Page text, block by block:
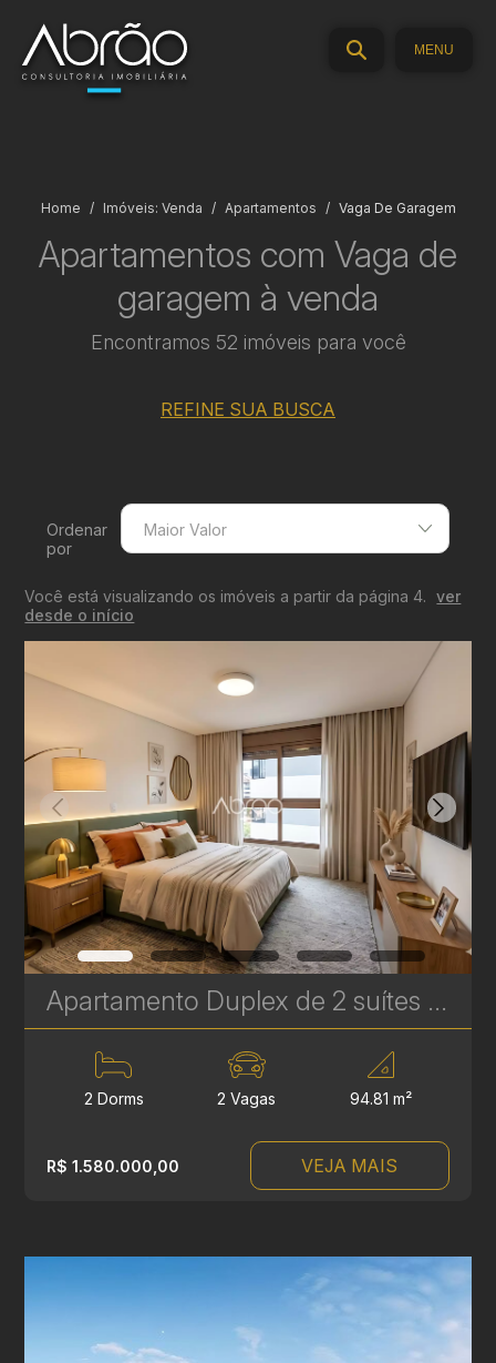
MENU
Home Imóveis: Venda Apartamentos Vaga De Garagem
Apartamentos com Vaga de
garagem à venda
Encontramos 52 imóveis para você
REFINE SUA BUSCA
Ordenar
por
Maior Valor
Maior Valor
Menor Área
Maior Área
Você está visualizando os imóveis a partir da página 4.
ver
desde o início
Apartamento Duplex de 2 suítes à Venda no Batel – Mainz Gutemberg - 94 m² | Ref. 626
2 Dorms 2 Vagas 94.81 m²
R$ 1.580.000,00 VEJA MAIS